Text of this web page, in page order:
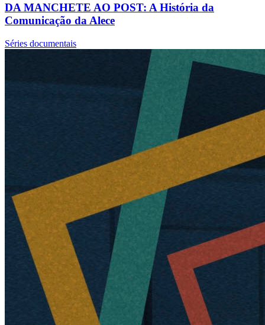
DA MANCHETE AO POST: A História da
Comunicação da Alece
Séries documentais